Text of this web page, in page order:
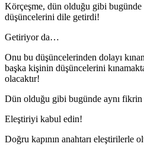
Körçeşme, dün olduğu gibi
düşüncelerini dile getirdi!
Getiriyor da…
Onu bu düşüncelerinden dolayı
başka kişinin düşüncelerini
olacaktır!
Dün olduğu gibi bugünde aynı fikrin
Eleştiriyi kabul edin!
Doğru kapının anahtarı eleştirilerle